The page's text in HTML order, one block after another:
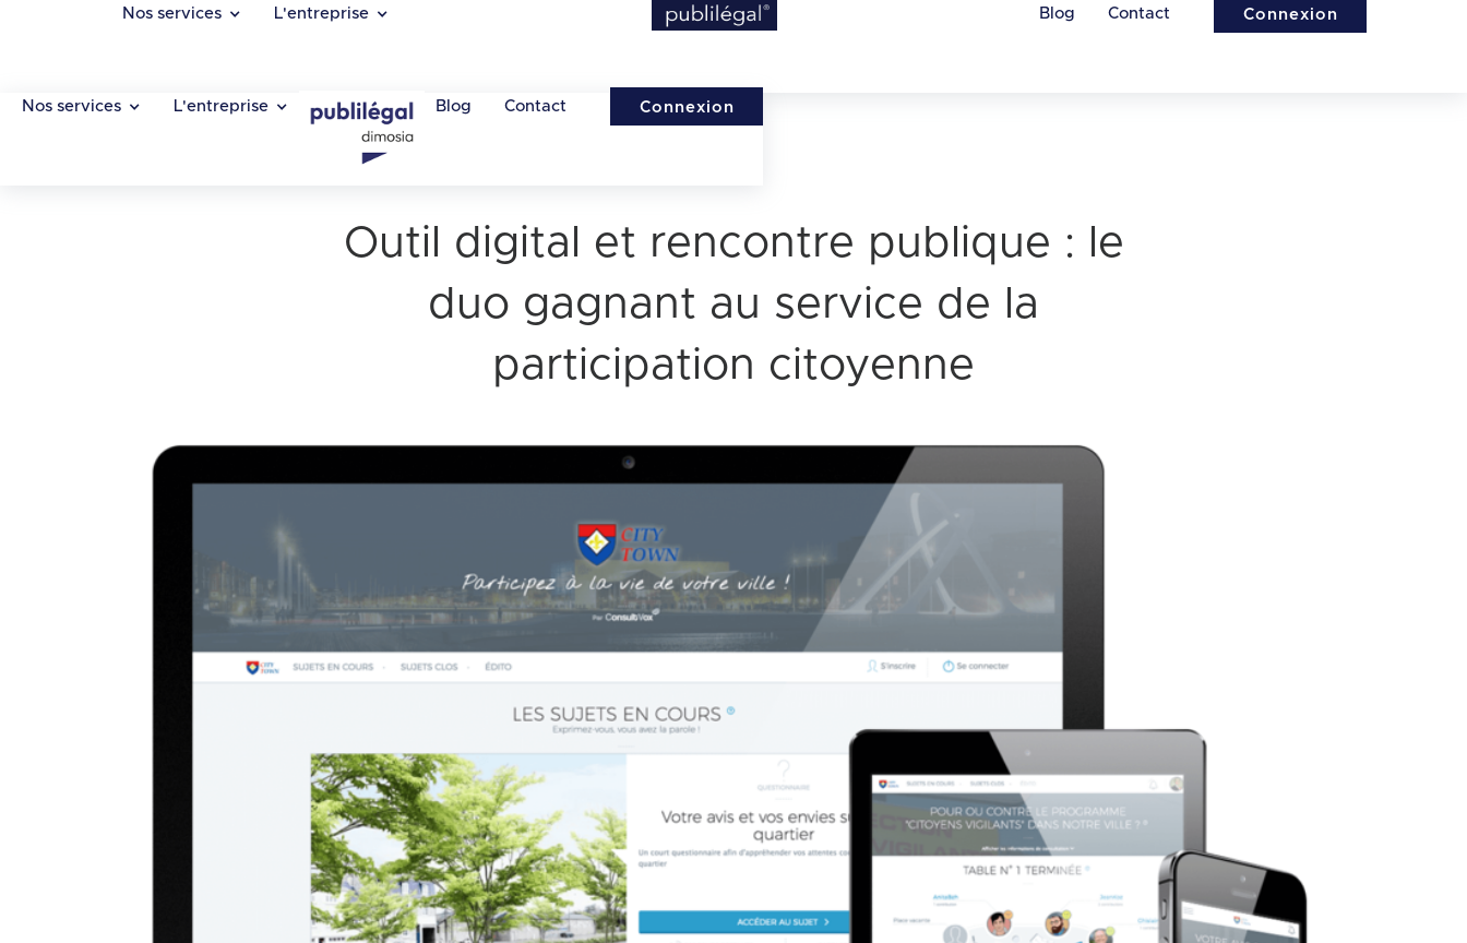
Nos services L'entreprise Blog Contact Connexion
Nos services L'entreprise Blog Contact Connexion
Outil digital et rencontre publique : le
duo gagnant au service de la
participation citoyenne